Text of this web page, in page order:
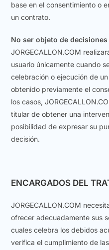
base en el consentimiento o
un contrato.
No ser objeto de
JORGECALLON.COM
usuario únicamente cuando
celebración o ejecución de
obtenido previamente el
los casos,
titular de obtener una
posibilidad de expresar su
decisión.
ENCARGADOS DEL
JORGECALLON.COM
ofrecer adecuadamente sus
cuales celebra los debidos
verifica el cumplimiento de